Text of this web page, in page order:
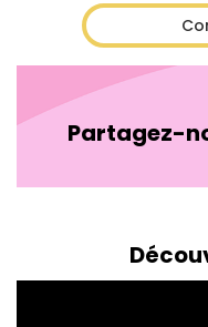
Partagez-